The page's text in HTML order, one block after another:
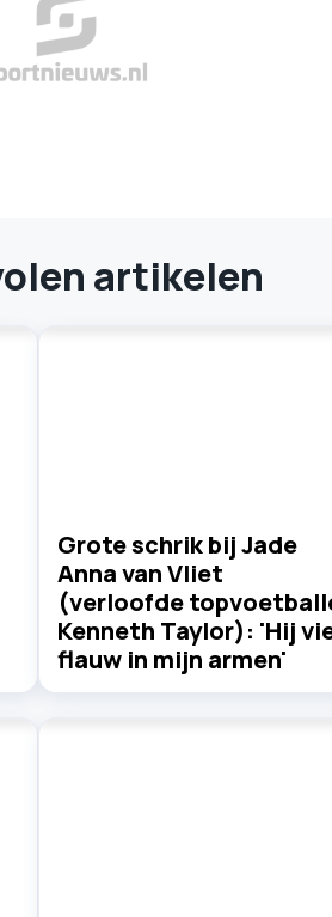
artikelen
Grote schrik bij Jade
Anna van Vliet
(verloofde
Kenneth Taylor): 'Hij
flauw in mijn armen'